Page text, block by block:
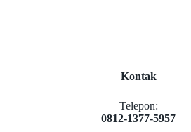
Kontak
Telepon:
0812-1377-5957